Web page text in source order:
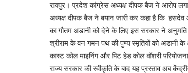
रायपुर। प्रदेश कांग्रेस अध्यक्ष दीपक बैज ने आरोप
अध्यक्ष दीपक बैज ने बयान जारी कर कहा है कि
का गौतम अडानी को देने के लिए इस सरकार ने अनुमति
श्रीराम के वन गमन पथ की पुण्य स्मृतियों को
कास्ट कोल माइनिंग और पिट हेड कोल वॉशरी
राज्य सरकार की स्वीकृति के बाद यह प्रस्ताव अब
thebiginningtimes Mar 23, 2026 49